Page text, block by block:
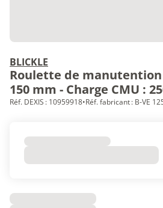
BLICKLE
Roulette de manutention
150 mm - Charge CMU :
Réf. DEXIS : 10959918•Réf. fabricant : B-VE